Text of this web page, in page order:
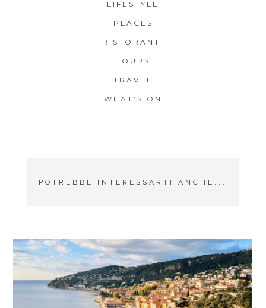
LIFESTYLE
PLACES
RISTORANTI
TOURS
TRAVEL
WHAT’S ON
POTREBBE INTERESSARTI ANCHE...